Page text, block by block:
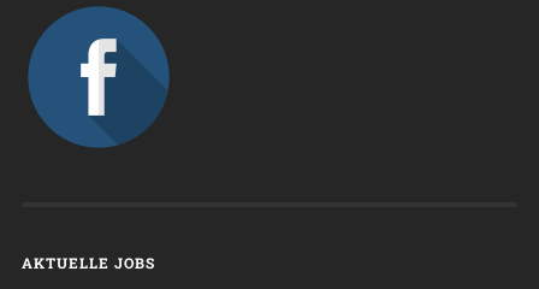
AKTUELLE JOBS